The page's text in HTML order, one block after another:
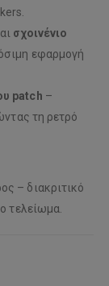
σχοινένιο
εφαρμογή
patch –
τη ρετρό
– διακριτικό
τελείωμα.